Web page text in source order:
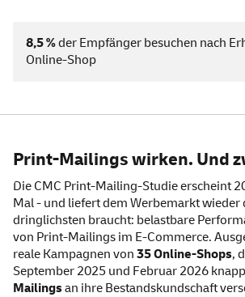
8,5 %der Empfänger besuchen nach
Online-Shop
Print-Mailings wirken. Und
Die CMC Print-Mailing-Studie erscheint
Mal - und liefert dem Werbemarkt wieder
dringlichsten braucht: belastbare
von Print-Mailings im E-Commerce.
reale Kampagnen von 35 Online-Shops,
September 2025 und Februar 2026 knapp
Mailingsan ihre Bestandskundschaft